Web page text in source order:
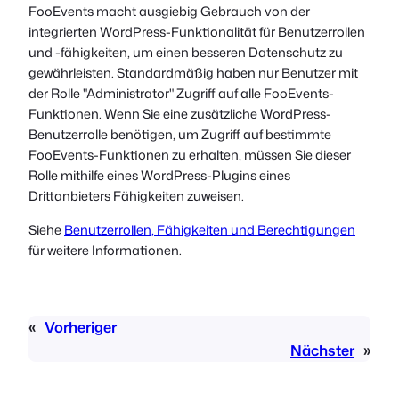
Polish
Czech
Greek
FooEvents macht ausgiebig Gebrauch von der
integrierten WordPress-Funktionalität für Benutzerrollen
und -fähigkeiten, um einen besseren Datenschutz zu
gewährleisten. Standardmäßig haben nur Benutzer mit
der Rolle "Administrator" Zugriff auf alle FooEvents-
Funktionen. Wenn Sie eine zusätzliche WordPress-
Benutzerrolle benötigen, um Zugriff auf bestimmte
FooEvents-Funktionen zu erhalten, müssen Sie dieser
Rolle mithilfe eines WordPress-Plugins eines
Drittanbieters Fähigkeiten zuweisen.
SieheBenutzerrollen, Fähigkeiten und Berechtigungen
für weitere Informationen.
« Vorheriger
Nächster »